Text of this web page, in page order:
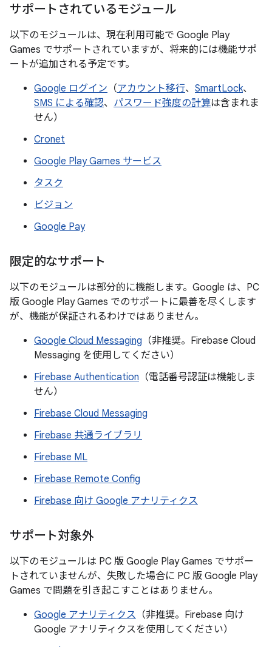
サポートされているモジュール
以下のモジュールは、現在利用可能で Google Play
Games でサポートされていますが、将来的には機能サポ
ートが追加される予定です。
Google ログイン （アカウント移行、 SmartLock、
SMS による確認、 パスワード強度の計算は含まれま
せん）
Cronet
Google Play Games サービス
タスク
ビジョン
Google Pay
限定的なサポート
以下のモジュールは部分的に機能します。Google は、PC
版 Google Play Games でのサポートに最善を尽くします
が、機能が保証されるわけではありません。
Google Cloud Messaging （非推奨。Firebase Cloud
Messaging を使用してください）
Firebase Authentication （電話番号認証は機能しま
せん）
Firebase Cloud Messaging
Firebase 共通ライブラリ
Firebase ML
Firebase Remote Config
Firebase 向け Google アナリティクス
サポート対象外
以下のモジュールは PC 版 Google Play Games でサポー
トされていませんが、失敗した場合に PC 版 Google Play
Games で問題を引き起こすことはありません。
Google アナリティクス （非推奨。Firebase 向け
Google アナリティクスを使用してください）